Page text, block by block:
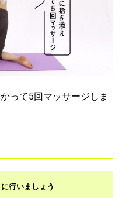
って5回マッサージしま
行いましょう